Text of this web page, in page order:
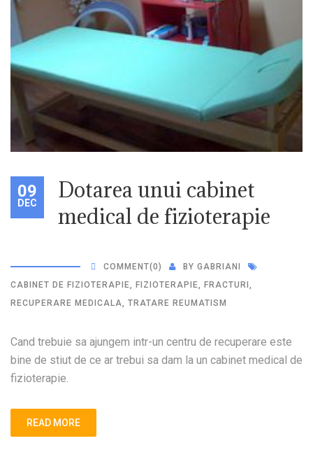
09
DEC
Dotarea unui cabinet
medical de fizioterapie
COMMENT(0) BY GABRIANI
CABINET DE FIZIOTERAPIE
FIZIOTERAPIE FRACTURI
RECUPERARE MEDICALA
TRATARE REUMATISM
Cand trebuie sa ajungem intr-un centru de recuperare este
bine de stiut de ce ar trebui sa dam la un cabinet medical de
fizioterapie.
READ MORE